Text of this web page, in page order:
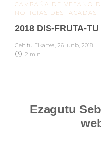
CAMPAÑA DE VERANO
NOTICIAS DESTACADAS
2018 DIS-FRUTA-TU
Gehitu Elkartea, 26 junio, 2018
2 min
Ezagutu